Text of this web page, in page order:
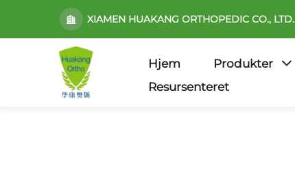
XIAMEN HUAKANG ORTHOPEDIC CO., LTD.
Hjem Produkter
Resursenteret